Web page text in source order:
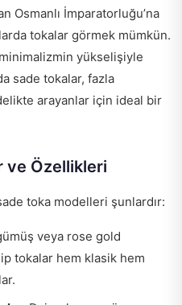
Osmanlı İmparatorluğu’na
tokalar görmek mümkün.
yükselişiyle
sade tokalar, fazla
arayanlar için ideal bir
ve Özellikleri
toka modelleri şunlardır:
veya rose gold
tokalar hem klasik hem